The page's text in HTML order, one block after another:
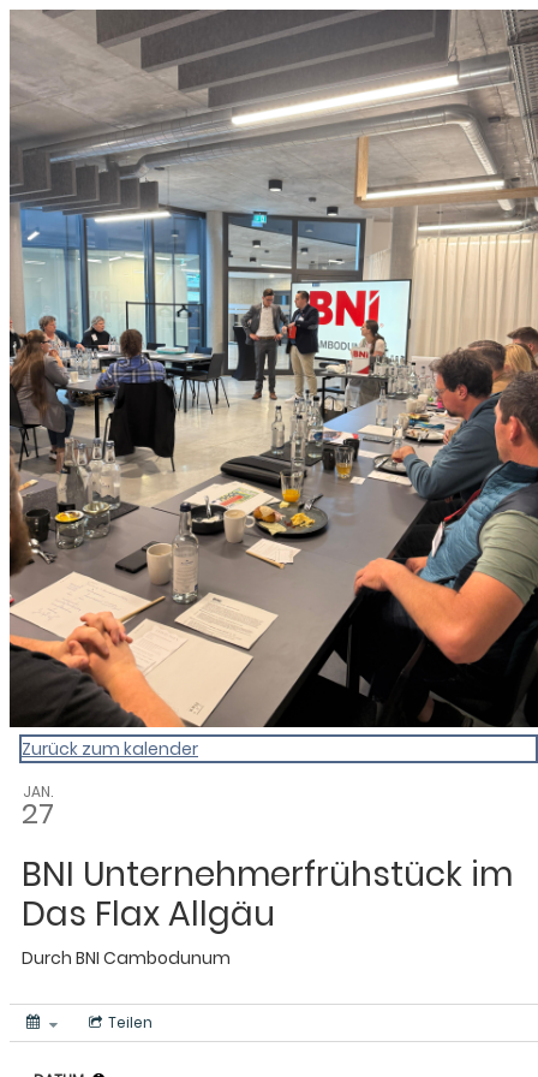
0831 - das Kemptener
Zurück zum kalender
JAN.
27
BNI Unternehmerfrühstück im
Das Flax Allgäu
Durch BNI Cambodunum
Teilen